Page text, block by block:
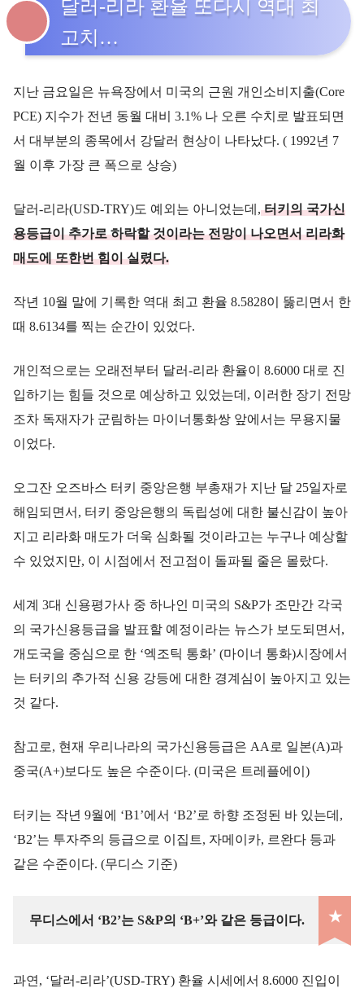
달러-리라 환율 또다시 역대 최
고치…
지난 금요일은 뉴욕장에서 미국의 근원 개인소비지출(Core
PCE) 지수가 전년 동월 대비 3.1% 나 오른 수치로 발표되면
서 대부분의 종목에서 강달러 현상이 나타났다. ( 1992년 7
월 이후 가장 큰 폭으로 상승)
달러-리라(USD-TRY)도 예외는 아니었는데,터키의 국가신
용등급이 추가로 하락할 것이라는 전망이 나오면서 리라화
매도에 또한번 힘이 실렸다.
작년 10월 말에 기록한 역대 최고 환율 8.5828이 뚫리면서 한
때 8.6134를 찍는 순간이 있었다.
개인적으로는 오래전부터 달러-리라 환율이 8.6000 대로 진
입하기는 힘들 것으로 예상하고 있었는데, 이러한 장기 전망
조차 독재자가 군림하는 마이너통화쌍 앞에서는 무용지물
이었다.
오그잔 오즈바스 터키 중앙은행 부총재가 지난 달 25일자로
해임되면서, 터키 중앙은행의 독립성에 대한 불신감이 높아
지고 리라화 매도가 더욱 심화될 것이라고는 누구나 예상할
수 있었지만, 이 시점에서 전고점이 돌파될 줄은 몰랐다.
세계 3대 신용평가사 중 하나인 미국의 S&P가 조만간 각국
의 국가신용등급을 발표할 예정이라는 뉴스가 보도되면서,
개도국을 중심으로 한 ‘엑조틱 통화’ (마이너 통화)시장에서
는 터키의 추가적 신용 강등에 대한 경계심이 높아지고 있는
것 같다.
참고로, 현재 우리나라의 국가신용등급은 AA로 일본(A)과
중국(A+)보다도 높은 수준이다. (미국은 트레플에이)
터키는 작년 9월에 ‘B1’에서 ‘B2’로 하향 조정된 바 있는데,
‘B2’는 투자주의 등급으로 이집트, 자메이카, 르완다 등과
같은 수준이다. (무디스 기준)
★
무디스에서 ‘B2’는 S&P의 ‘B+’와 같은 등급이다.
과연, ‘달러-리라’(USD-TRY) 환율 시세에서 8.6000 진입이